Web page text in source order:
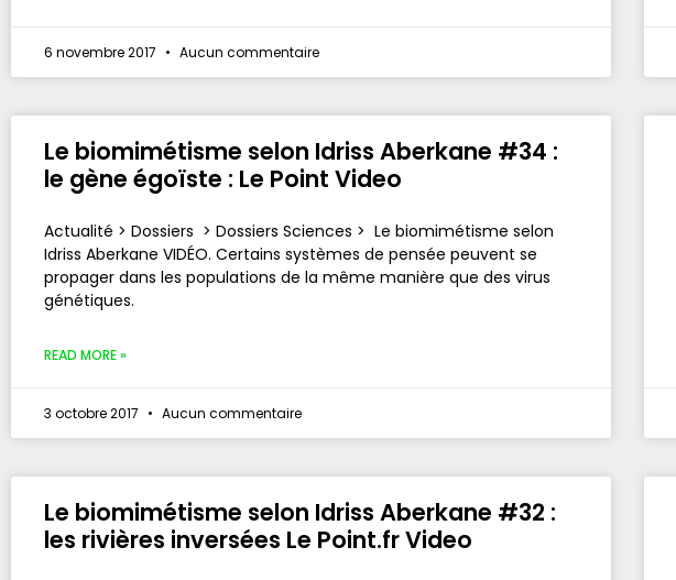
6 novembre 2017 Aucun commentaire
Le biomimétisme selon Idriss Aberkane #34 :
le gène égoïste : Le Point Video
Actualité > Dossiers > Dossiers Sciences > Le biomimétisme selon
Idriss Aberkane VIDÉO. Certains systèmes de pensée peuvent se
propager dans les populations de la même manière que des virus
génétiques.
READ MORE »
3 octobre 2017 Aucun commentaire
Le biomimétisme selon Idriss Aberkane #32 :
les rivières inversées Le Point.fr Video